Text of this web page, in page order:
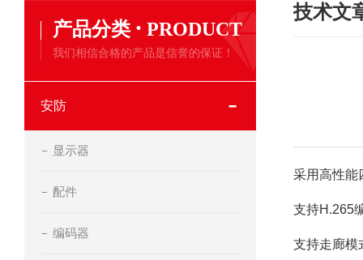
产品分类 · PRODUCT
我们相信合格的产品是信誉的保证！
安防
显示器
配件
编码器
技术文
采用高性能
支持H.265
支持走廊模